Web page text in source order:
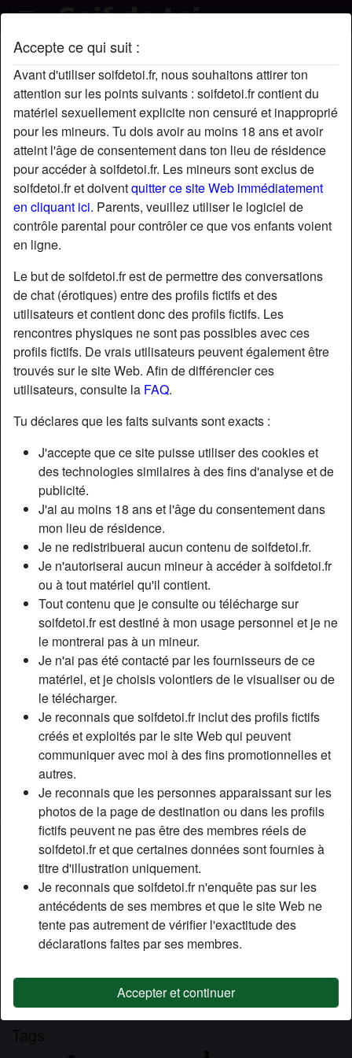
Accepte ce qui suit :
Avant d'utiliser soifdetoi.fr, nous souhaitons attirer ton
attention sur les points suivants : soifdetoi.fr contient du
matériel sexuellement explicite non censuré et inapproprié
pour les mineurs. Tu dois avoir au moins 18 ans et avoir
atteint l'âge de consentement dans ton lieu de résidence
pour accéder à soifdetoi.fr. Les mineurs sont exclus de
soifdetoi.fr et doiventquitter ce site Web immédiatement
en cliquant ici. Parents, veuillez utiliser le logiciel de
contrôle parental pour contrôler ce que vos enfants voient
en ligne.
Le but de soifdetoi.fr est de permettre des conversations
de chat (érotiques) entre des profils fictifs et des
utilisateurs et contient donc des profils fictifs. Les
rencontres physiques ne sont pas possibles avec ces
profils fictifs. De vrais utilisateurs peuvent également être
trouvés sur le site Web. Afin de différencier ces
utilisateurs, consulte la FAQ.
Tu déclares que les faits suivants sont exacts :
J'accepte que ce site puisse utiliser des cookies et
des technologies similaires à des fins d'analyse et de
publicité.
J'ai au moins 18 ans et l'âge du consentement dans
mon lieu de résidence.
Je ne redistribuerai aucun contenu de soifdetoi.fr.
Je n'autoriserai aucun mineur à accéder à soifdetoi.fr
ou à tout matériel qu'il contient.
Tout contenu que je consulte ou télécharge sur
soifdetoi.fr est destiné à mon usage personnel et je ne
le montrerai pas à un mineur.
Je n'ai pas été contacté par les fournisseurs de ce
matériel, et je choisis volontiers de le visualiser ou de
le télécharger.
Je reconnais que soifdetoi.fr inclut des profils fictifs
créés et exploités par le site Web qui peuvent
communiquer avec moi à des fins promotionnelles et
autres.
Je reconnais que les personnes apparaissant sur les
photos de la page de destination ou dans les profils
fictifs peuvent ne pas être des membres réels de
soifdetoi.fr et que certaines données sont fournies à
titre d'illustration uniquement.
Je reconnais que soifdetoi.fr n'enquête pas sur les
antécédents de ses membres et que le site Web ne
tente pas autrement de vérifier l'exactitude des
déclarations faites par ses membres.
Accepter et continuer
MaiteSole69's profil
radio_button_checked
starAjouter chatDiscuter !
Nickname:
MaiteSole69
Âge:
28
Pays:
France
Département:
Sexe:
Femme
Sexualité:
Relation:
Célibataire
Couleur des cheveux:
Blonde
Couleur des yeux:
Vert
Épilé(e):
Fumeur(euse):
À l'occasion
Description
Hola ! Nouvelle venue sur le site j’attends vos messages
avec impatiente . J’aime discuter, rigoler, mais je suis
surtout ici pour faire une expérience adulte ;). Célib depuis
2 mois, il est temps pour moi de me rattraper ahah.
N'a spécifié aucune préférence